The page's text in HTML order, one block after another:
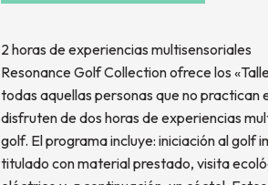
2 horas de experiencias multisensoriales
Resonance Golf Collection ofrece los
todas aquellas personas que no
disfruten de dos horas de experiencias
golf. El programa incluye: iniciación al golf
titulado con material prestado, visita